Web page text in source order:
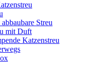
Streu
mit Duft
Katzenstreu